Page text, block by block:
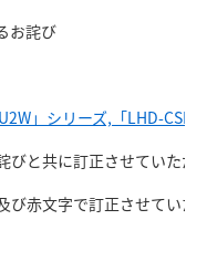
お詫び
」シリーズ,「LHD-
と共に訂正させていただ
赤文字で訂正させていた